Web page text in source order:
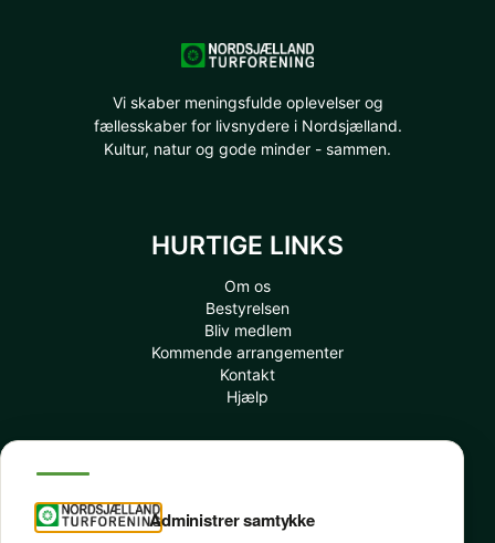
Administrer samtykke
Vi skaber meningsfulde oplevelser og
fællesskaber for livsnydere i Nordsjælland.
Kultur, natur og gode minder - sammen.
HURTIGE LINKS
Om os
Bestyrelsen
Bliv medlem
Kommende arrangementer
Kontakt
Hjælp
Mit Medlemskab